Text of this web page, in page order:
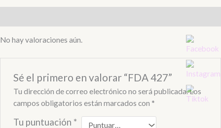
No hay valoraciones aún.
Sé el primero en valorar “FDA 427”
Tu dirección de correo electrónico no será publicada.Los
campos obligatorios están marcados con *
Tu puntuación *